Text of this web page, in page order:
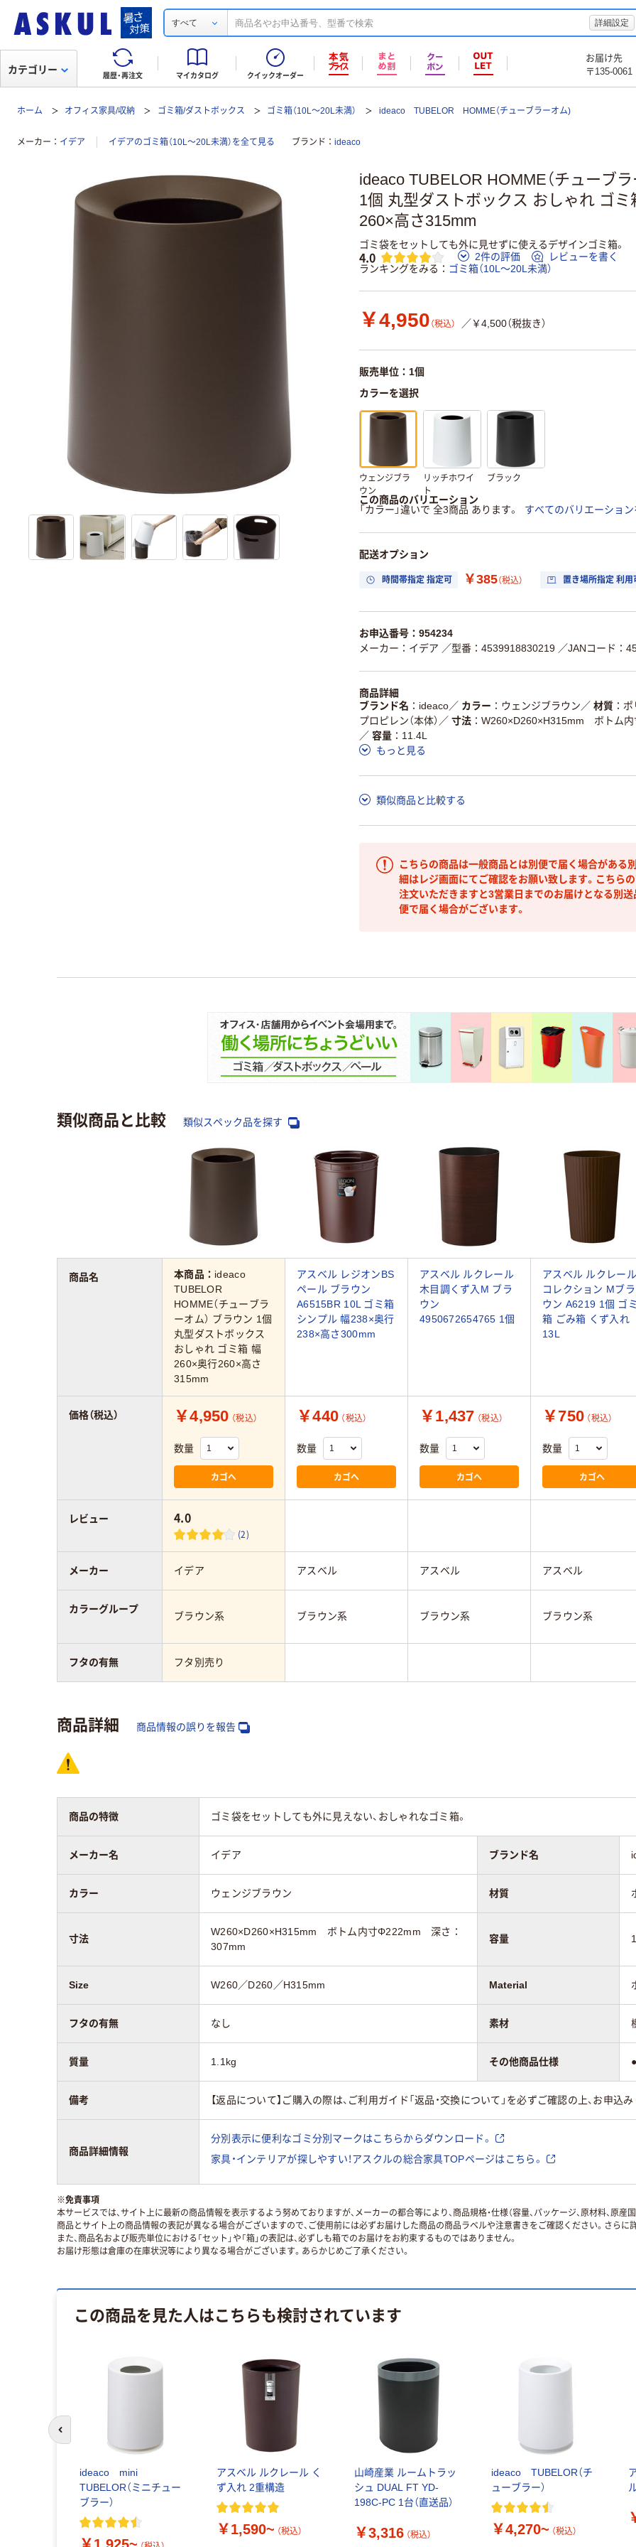
すべて 詳細設定
履歴・再注文 マイカタログ クイックオーダー
お届け先
〒135-0061
カテゴリー
ホーム オフィス家具/収納 ゴミ箱/ダストボックス ゴミ箱（10L～20L未満） ideaco TUBELOR HOMME（チューブラーオム)
メーカー イデア イデアのゴミ箱（10L～20L未満）を全て見る ブランド ideaco
ideaco TUBELOR HOMME（チューブラ
1個 丸型ダストボックス おしゃれ ゴミ
260×高さ315mm
ゴミ袋をセットしても外に見せずに使えるデザインゴミ箱。
4.0 2件の評価
レビューを書く
ランキングをみる
ゴミ箱（10L～20L未満）
￥4,950 （税込） ／￥4,500（税抜き）
販売単位：1個
カラーを選択
ウェンジブラ
ウン
リッチホワイ
ト
ブラック
この商品のバリエーション
「カラー」違いで 全3商品 あります。
すべてのバリエーショ
配送オプション
時間帯指定 指定可 ￥385（税込） 置き場所指定 利用
お申込番号：954234
メーカー：イデア ／型番：4539918830219 ／JANコード：
商品詳細
ブランド名
ideaco／ カラー ウェンジブラウン ／ 材質
ポ
プロピレン（本体） ／ 寸法
W260×D260×H315mm ボトム
／ 容量
11.4L
もっと見る
類似商品と比較する
こちらの商品は一般商品とは別便で届く場合がある
細はレジ画面にてご確認をお願い致します。こちら
注文いただきますと3営業日までのお届けとなる別送
便で届く場合がございます。
類似商品と比較 類似スペック品を探す
本商品： ideaco
TUBELOR
HOMME（チューブラ
ーオム） ブラウン 1個
丸型ダストボックス
おしゃれ ゴミ箱 幅
260×奥行260×高さ
315mm
アスベル レジオンBS
ペール ブラウン
A6515BR 10L ゴミ箱
シンプル 幅238×奥行
238×高さ300mm
アスベル ルクレール
木目調くず入M ブラ
ウン
4950672654765 1個
アスベル ルクレール
コレクション Mブラ
ウン A6219 1個 ゴ
箱 ごみ箱 くず入れ
13L
￥4,950 （税込）
数量
カゴへ
￥440 （税込）
数量
カゴへ
￥1,437 （税込）
数量
カゴへ
￥750 （税込）
数量
カゴへ
4.0
(2)
イデア アスベル アスベル アスベル
ブラウン系 ブラウン系 ブラウン系 ブラウン系
フタ別売り
商品名
価格（税込）
レビュー
メーカー
カラーグループ
フタの有無
商品詳細 商品情報の誤りを報告
商品の特徴 ゴミ袋をセットしても外に見えない、おしゃれなゴミ箱。
メーカー名 イデア ブランド名
カラー ウェンジブラウン 材質
寸法
W260×D260×H315mm ボトム内寸Φ222mm 深さ：
307mm
容量
Size W260／D260／H315mm Material
フタの有無 なし 素材
質量 1.1kg その他商品仕様
備考 【返品について】ご購入の際は、ご利用ガイド「返品・交換について」を必ずご確認の上、お申込
商品詳細情報
分別表示に便利なゴミ分別マークはこちらからダウンロード。
家具・インテリアが探しやすい！アスクルの総合家具TOPページはこちら。
※免責事項
本サービスでは、サイト上に最新の商品情報を表示するよう努めておりますが、メーカーの都合等により、商品規格・仕様（容量、パッケージ、原材料、原
商品とサイト上の商品情報の表記が異なる場合がございますので、ご使用前には必ずお届けした商品の商品ラベルや注意書きをご確認ください。さらに
また、商品名および販売単位における「セット」や「箱」の表記は、必ずしも箱でのお届けをお約束するものではありません。
お届け形態は倉庫の在庫状況等により異なる場合がございます。あらかじめご了承ください。
この商品を見た人はこちらも検討されています
ideaco mini
TUBELOR（ミニチュー
ブラー）
アスベル ルクレール く
ず入れ 2重構造
￥1,590~ （税込）
山崎産業 ルームトラッ
シュ DUAL FT YD-
198C-PC 1台（直送品）
￥3,316 （税込）
ideaco TUBELOR（チ
ューブラー）
￥4,270~ （税込）